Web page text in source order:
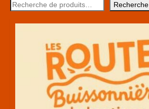
Recherche